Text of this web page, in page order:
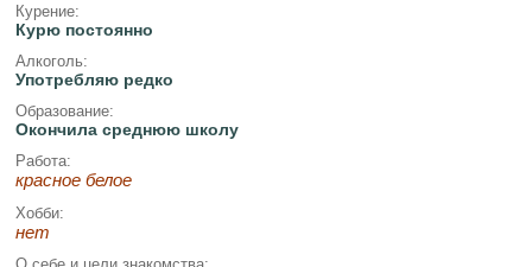
Курение:
Курю постоянно
Алкоголь:
Употребляю редко
Образование:
Окончила среднюю школу
Работа:
красное белое
Хобби:
нет